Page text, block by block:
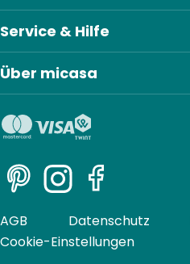
Service & Hilfe
Über micasa
PinterestInstagramFacebook
AGB Datenschutz
Cookie-Einstellungen